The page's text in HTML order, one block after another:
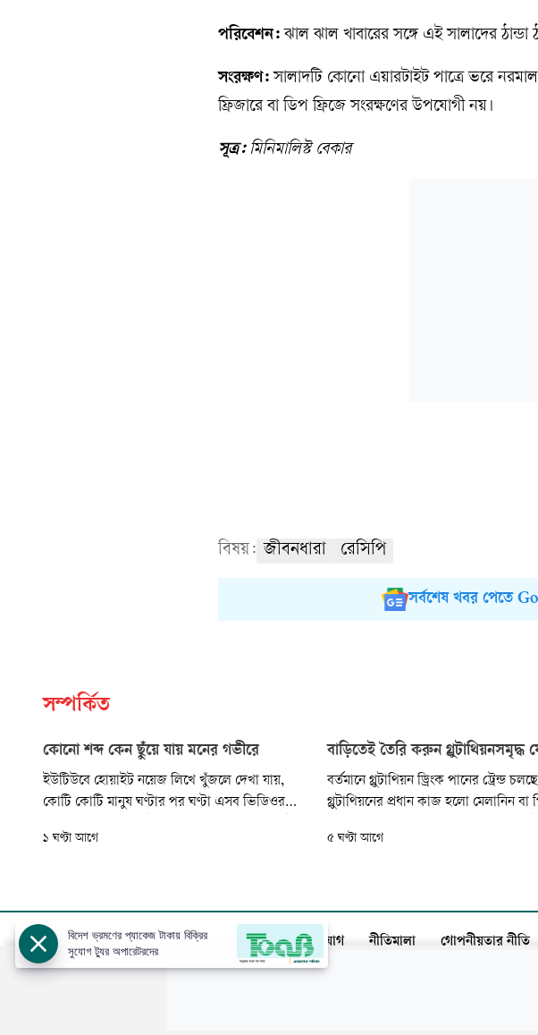
পরিবেশন: ঝাল ঝাল খাবারের সঙ্গে এই সালাদের ঠান্ডা
সংরক্ষণ: সালাদটি কোনো এয়ারটাইট পাত্রে ভরে
ফ্রিজারে বা ডিপ ফ্রিজে সংরক্ষণের উপযোগী নয়।
সূত্র: মিনিমালিস্ট বেকার
বিষয়: জীবনধারা রেসিপি
সর্বশেষ খবর পেতে
সম্পর্কিত
কোনো শব্দ কেন ছুঁয়ে যায় মনের গভীরে
ইউটিউবে হোয়াইট নয়েজ লিখে খুঁজলে দেখা যায়,
কোটি কোটি মানুষ ঘণ্টার পর ঘণ্টা এসব ভিডিওর
আবার পড়াশোনায় মনোযোগ বাড়াতে কিংবা কর্মব্যস্ত
এর বাইরে...
১ ঘণ্টা আগে
বাড়িতেই তৈরি করুন গ্লুটাথিয়নসমৃদ্ধ
বর্তমানে গ্লুটাথিয়ন ড্রিংক পানের ট্রেন্ড
গ্লুটাথিয়নের প্রধান কাজ হলো মেলানিন বা
দাগহীন করা। এটি মূলত একটি শক্তিশালী
এই গ্লুটাথিয়ন...
৫ ঘণ্টা আগে
আজকের পত্রিকা বিজ্ঞাপন সার্কুলেশন যোগাযোগ নীতিমালা গোপনীয়তার নীতি
বিদেশ ভ্রমণের প্যাকেজ টাকায় বিক্রির
সুযোগ ট্যুর অপারেটরদের